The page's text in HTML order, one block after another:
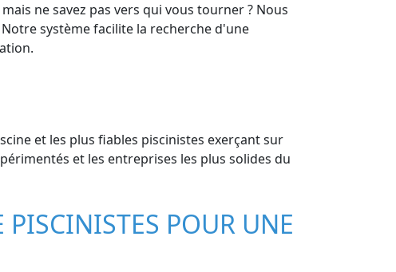
ne savez pas vers qui vous tourner ? Nous
système facilite la recherche d'une
et les plus fiables piscinistes exerçant sur
et les entreprises les plus solides du
POUR UNE